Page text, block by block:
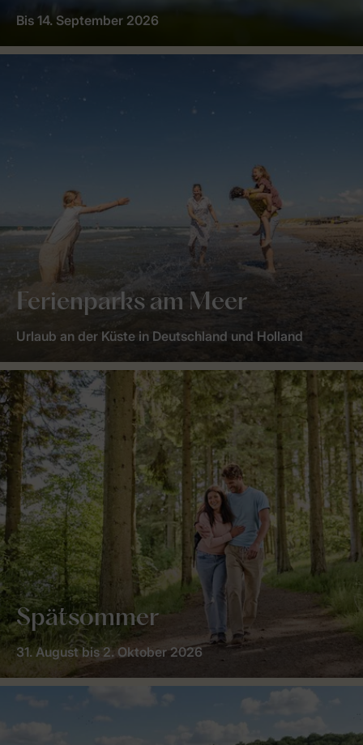
Bis 14. September 2026
Ferienparks am Meer
Urlaub an der Küste in Deutschland und Holland
Spätsommer
31. August bis 2. Oktober 2026